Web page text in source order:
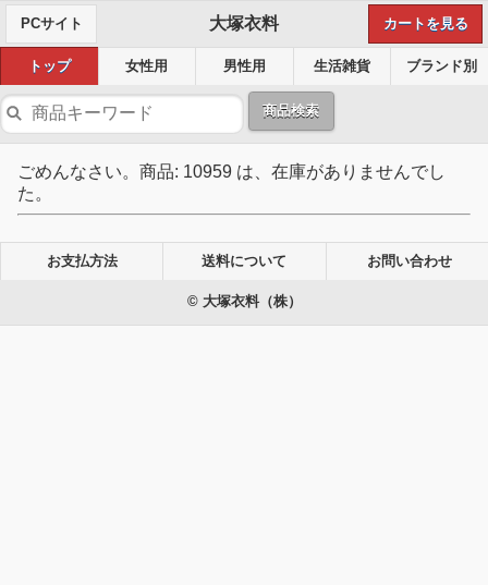
PCサイト 大塚衣料 カートを見る
トップ 女性用 男性用 生活雑貨 ブランド別
商品検索
ごめんなさい。商品: 10959 は、在庫がありませんでし
た。
お支払方法 送料について お問い合わせ
© 大塚衣料（株）